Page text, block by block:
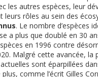
les autres espèces, leur
leurs rôles au sein des
. Le nombre d’espèces
a plus que doublé en 30
en 1996 contre
Malgré cette avancée, la
sont éparpillées
comme l’écrit Gilles